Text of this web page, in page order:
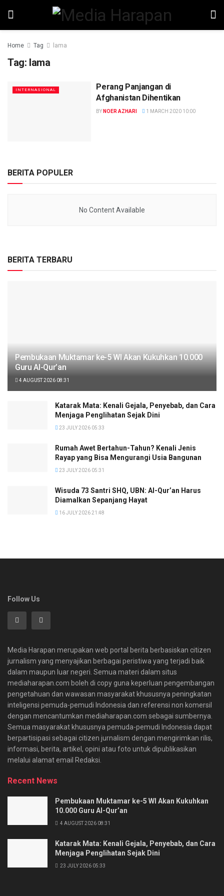
Home Tag lama
Tag: lama
INTERNASIONAL
Perang Panjangan di
Afghanistan Dihentikan
BY NOER AZHARI 1 MARCH 2020 10:00
BERITA POPULER
No Content Available
BERITA TERBARU
Pembukaan Muktamar ke-5 WI Akan Kukuhkan 10.000
Guru Al-Qur’an
4 AUGUST 2026 08:31
Katarak Mata: Kenali Gejala, Penyebab, dan Cara
Menjaga Penglihatan Sejak Dini
23 JULY 2026 05:33
Rumah Awet Bertahun-Tahun? Kenali Jenis
Rayap yang Bisa Mengurangi Usia Bangunan
23 JULY 2026 05:31
Wisuda 73 Santri SHQ, UBN: Al-Qur’an Harus
Diamalkan Sepanjang Hayat
16 JULY 2026 21:48
Follow Us
Media Harapan merupakan web portal berita berbasiskan citizen
jurnalism yang menyajikan berbagai peristiwa yang terjadi baik
dalam maupun luar negeri. Semua materi dalam situs
mediaharapan.com boleh di copy guna keperluan pengembangan
pengetahuan dan wawasan masyarakat khususnya peningkatan
inteligensi pemuda-pemudi Indonesia dan referensi non komersil
dengan mencantumkan mediaharapan.com sebagai sumbernya.
Semua masyarakat khususnya pemuda-pemudi Indonesia dapat
berpartisipasi sebagai citizen jurnalism dengan mengirimkan rilis,
informasi, berita, artikel, opini atau foto untuk dipublikasikan
melalui alamat email Redaksi.
Recent News
Pembukaan Muktamar ke-5 WI Akan Kukuhkan
10.000 Guru Al-Qur’an
4 AUGUST 2026 08:31
Katarak Mata: Kenali Gejala, Penyebab, dan Cara
Menjaga Penglihatan Sejak Dini
23 JULY 2026 05:33